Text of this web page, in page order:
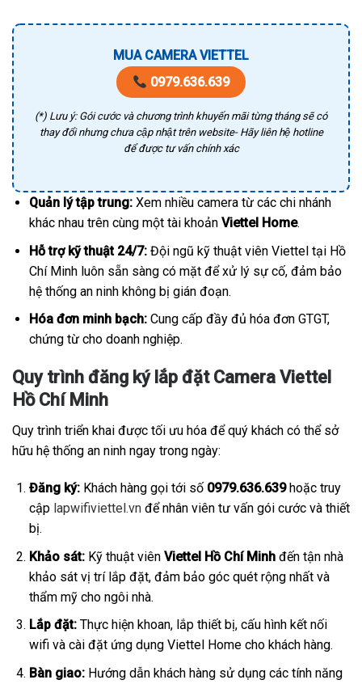
MUA CAMERA VIETTEL
0979.636.639
(*) Lưu ý: Gói cước và chương trình khuyến mãi từng tháng sẽ có
thay đổi nhưng chưa cập nhật trên website- Hãy liên hệ hotline
để được tư vấn chính xác
Quản lý tập trung:Xem nhiều camera từ các chi nhánh
khác nhau trên cùng một tài khoản Viettel Home.
Hỗ trợ kỹ thuật 24/7:Đội ngũ kỹ thuật viên Viettel tại Hồ
Chí Minh luôn sẵn sàng có mặt để xử lý sự cố, đảm bảo
hệ thống an ninh không bị gián đoạn.
Hóa đơn minh bạch:Cung cấp đầy đủ hóa đơn GTGT,
chứng từ cho doanh nghiệp.
Quy trình đăng ký lắp đặt Camera Viettel
Hồ Chí Minh
Quy trình triển khai được tối ưu hóa để quý khách có thể sở
hữu hệ thống an ninh ngay trong ngày:
Đăng ký:Khách hàng gọi tới số 0979.636.639hoặc truy
cập lapwifiviettel.vnđể nhân viên tư vấn gói cước và thiết
bị.
Khảo sát:Kỹ thuật viên Viettel Hồ Chí Minhđến tận nhà
khảo sát vị trí lắp đặt, đảm bảo góc quét rộng nhất và
thẩm mỹ cho ngôi nhà.
Lắp đặt:Thực hiện khoan, lắp thiết bị, cấu hình kết nối
wifi và cài đặt ứng dụng Viettel Home cho khách hàng.
Bàn giao:Hướng dẫn khách hàng sử dụng các tính năng